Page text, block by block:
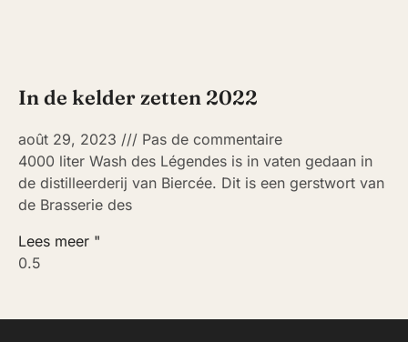
In de kelder zetten 2022
août 29, 2023
Pas de commentaire
4000 liter Wash des Légendes is in vaten gedaan in
de distilleerderij van Biercée. Dit is een gerstwort van
de Brasserie des
Lees meer "